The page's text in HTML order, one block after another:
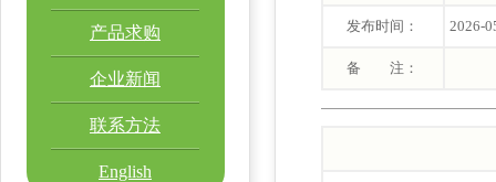
产品求购
企业新闻
联系方法
English
发布时间： 2026-
备 注：